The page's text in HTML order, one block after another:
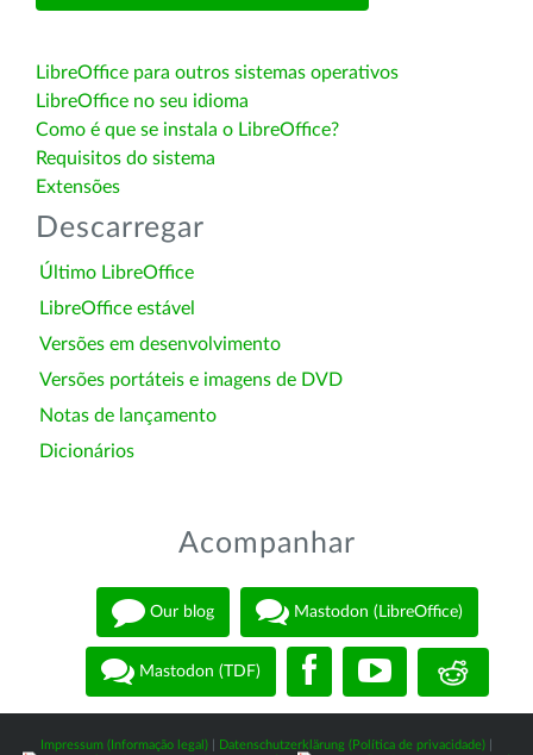
LibreOffice para outros sistemas operativos
LibreOffice no seu idioma
Como é que se instala o LibreOffice?
Requisitos do sistema
Extensões
Descarregar
Último LibreOffice
LibreOffice estável
Versões em desenvolvimento
Versões portáteis e imagens de DVD
Notas de lançamento
Dicionários
Acompanhar
Our blog Mastodon (LibreOffice)
Mastodon (TDF)
Impressum (Informação legal) Datenschutzerklärung (Política de privacidade)